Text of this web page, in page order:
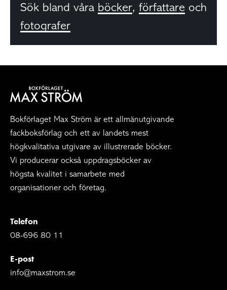
Sök bland våra böcker, författare och
fotografer
Bokförlaget Max Ström är ett allmänutgivande
fackboksförlag och ett av landets mest
högkvalitativa utgivare av illustrerade böcker.
Vi producerar också uppdragsböcker av
högsta kvalitet i samarbete med
organisationer och företag.
Telefon
08-696 80 11
E-post
info@maxstrom.se